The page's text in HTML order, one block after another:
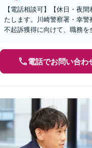
【電話相談可】【休日・夜
たします。川崎警察署・幸警
不起訴獲得に向けて、職務
電話でお問い合わ